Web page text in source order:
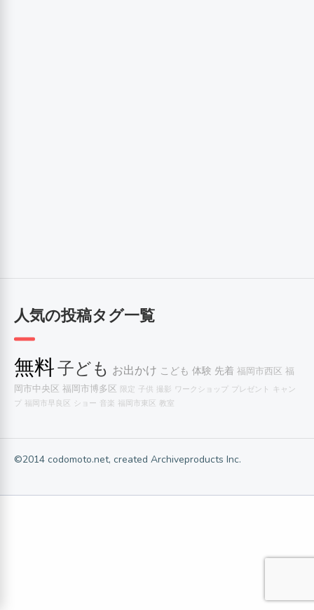
人気の投稿タグ一覧
無料子ども お出かけ こども 体験 先着 福岡市西区 福
岡市中央区 福岡市博多区 限定 子供 撮影 ワークショップ プレゼント キャン
プ 福岡市早良区 ショー 音楽 福岡市東区 教室
©2014 codomoto.net, created Archiveproducts Inc.